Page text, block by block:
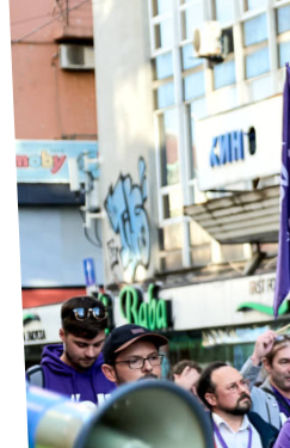
Presse
Mach bei uns mit!
Deine Spende für Volt!
Kontakt
Ratsfraktion Köln